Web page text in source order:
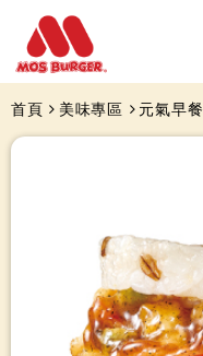
首頁 美味專區 元氣早餐